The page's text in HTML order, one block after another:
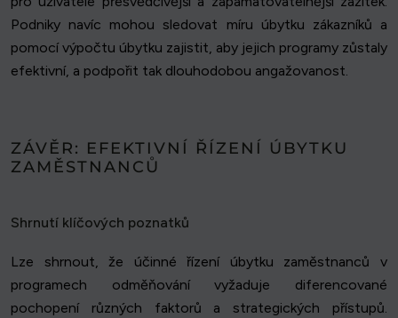
Podniky navíc mohou sledovat míru úbytku zákazníků a
pomocí výpočtu úbytku zajistit, aby jejich programy zůstaly
efektivní, a podpořit tak dlouhodobou angažovanost.
ZÁVĚR: EFEKTIVNÍ ŘÍZENÍ ÚBYTKU
ZAMĚSTNANCŮ
Shrnutí klíčových poznatků
Lze shrnout, že účinné řízení úbytku zaměstnanců v
programech odměňování vyžaduje diferencované
pochopení různých faktorů a strategických přístupů.